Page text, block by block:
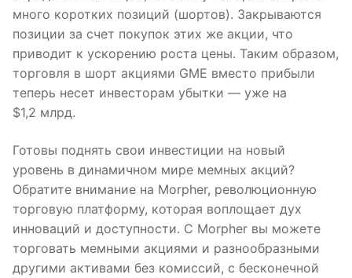
много коротких позиций (шортов). Закрываются
позиции за счет покупок этих же акции, что
приводит к ускорению роста цены. Таким образом,
торговля в шорт акциями GME вместо прибыли
теперь несет инвесторам убытки — уже на
$1,2 млрд.
Готовы поднять свои инвестиции на новый
уровень в динамичном мире мемных акций?
Обратите внимание на Morpher, революционную
торговую платформу, которая воплощает дух
инноваций и доступности. С Morpher вы можете
торговать мемными акциями и разнообразными
другими активами без комиссий, с бесконечной